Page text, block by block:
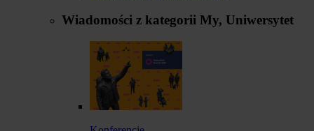
Wiadomości z kategorii My, Uniwersytet